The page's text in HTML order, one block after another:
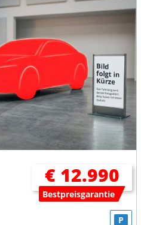
€ 12.990
Bestpreisgarantie
P